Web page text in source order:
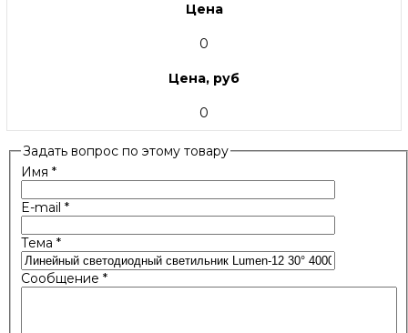
Цена
0
Цена, руб
0
Задать вопрос по этому товару
Имя *
E-mail *
Тема *
Сообщение *